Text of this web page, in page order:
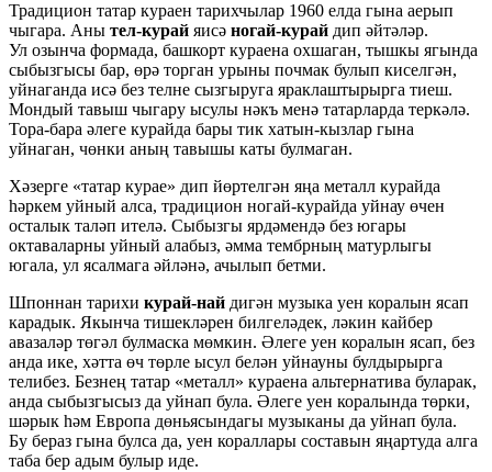
Традицион татар кураен тарихчылар 1960 елда гына аерып
чыгара. Аны тел-курай яисә ногай-курай дип әйтәләр.
Ул озынча формада, башкорт кураена охшаган, тышкы ягында
сыбызгысы бар, өрә торган урыны почмак булып киселгән,
уйнаганда исә без телне сызгыруга яраклаштырырга тиеш.
Мондый тавыш чыгару ысулы нәкъ менә татарларда теркәлә.
Тора-бара әлеге курайда бары тик хатын-кызлар гына
уйнаган, чөнки аның тавышы каты булмаган.
Хәзерге «татар курае» дип йөртелгән яңа металл курайда
һәркем уйный алса, традицион ногай-курайда уйнау өчен
осталык таләп ителә. Сыбызгы ярдәмендә без югары
октаваларны уйный алабыз, әмма тембрның матурлыгы
югала, ул ясалмага әйләнә, ачылып бетми.
Шпоннан тарихи курай-най дигән музыка уен коралын ясап
карадык. Якынча тишекләрен билгеләдек, ләкин кайбер
авазаләр төгәл булмаска мөмкин. Әлеге уен коралын ясап, без
анда ике, хәтта өч төрле ысул белән уйнауны булдырырга
телибез. Безнең татар «металл» кураена альтернатива буларак,
анда сыбызгысыз да уйнап була. Әлеге уен коралында төрки,
шәрык һәм Европа дөньясындагы музыканы да уйнап була.
Бу бераз гына булса да, уен кораллары составын яңартуда алга
таба бер адым булыр иде.